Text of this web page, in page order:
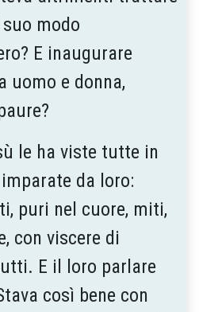
suo modo
E inaugurare
uomo e donna,
le ha viste tutte in
da loro:
puri nel cuore, miti,
con viscere di
E il loro parlare
così bene con